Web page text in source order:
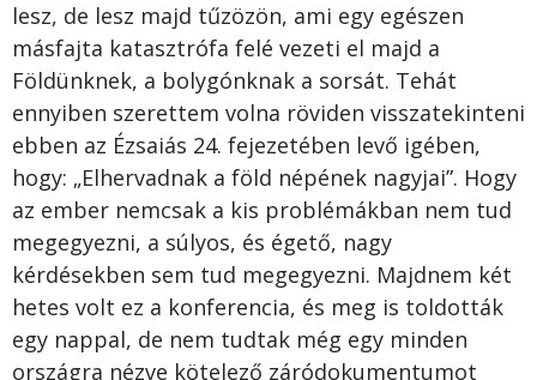
lesz, de lesz majd tűzözön, ami egy egészen
másfajta katasztrófa felé vezeti el majd a
Földünknek, a bolygónknak a sorsát. Tehát
ennyiben szerettem volna röviden visszatekinteni
ebben az Ézsaiás 24. fejezetében levő igében,
hogy: „Elhervadnak a föld népének nagyjai”. Hogy
az ember nemcsak a kis problémákban nem tud
megegyezni, a súlyos, és égető, nagy
kérdésekben sem tud megegyezni. Majdnem két
hetes volt ez a konferencia, és meg is toldották
egy nappal, de nem tudtak még egy minden
országra nézve kötelező záródokumentumot